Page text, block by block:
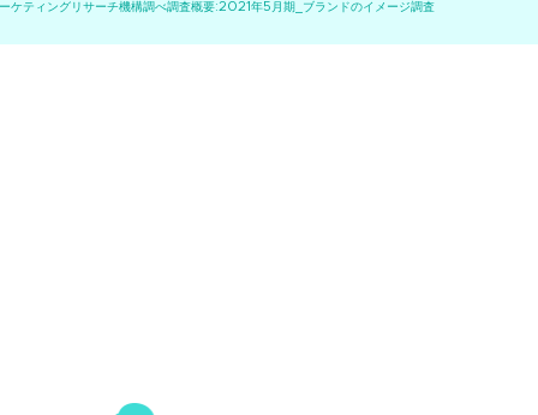
ケティングリサーチ機構調べ調査概要:2021年5月期_ブランドのイメージ調査